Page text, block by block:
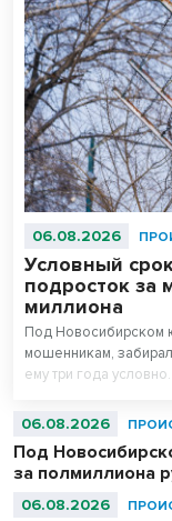
06.08.2026
Условный
подросток за
миллиона
Под Новосибирском
мошенникам,
ему три года условно.
06.08.2026
Под
за полмиллиона
06.08.2026